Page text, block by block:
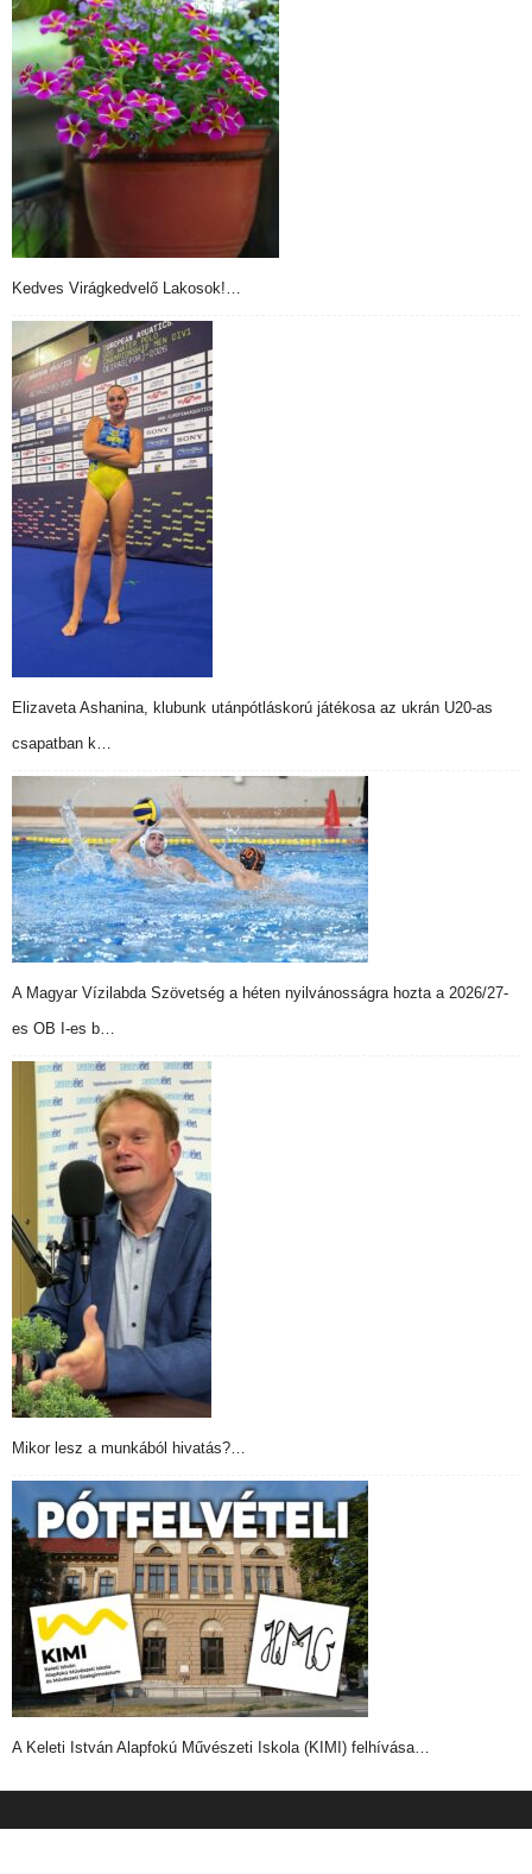
Kedves Virágkedvelő Lakosok!…
Elizaveta Ashanina, klubunk utánpótláskorú játékosa az ukrán U20-as
csapatban k…
A Magyar Vízilabda Szövetség a héten nyilvánosságra hozta a 2026/27-
es OB I-es b…
Mikor lesz a munkából hivatás?…
A Keleti István Alapfokú Művészeti Iskola (KIMI) felhívása…